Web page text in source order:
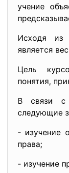
учение
Исходя из
является
Цель
понятия,
В связи с
следующие
- изучение
права;
- изучение